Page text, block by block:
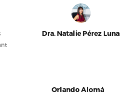
Dra. Natalie Pérez Luna
Orlando Alomá